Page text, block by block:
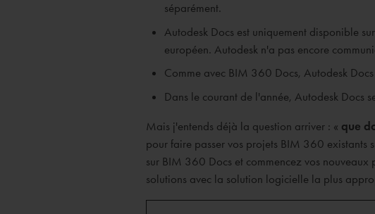
séparément.
Autodesk Docs est uniquement disponible
européen. Autodesk n'a pas encore
Comme avec BIM 360 Docs, Autodesk
Dans le courant de l'année, Autodesk Docs
Mais j'entends déjà la question arriver : « que
pour faire passer vos projets BIM 360 existants
sur BIM 360 Docs et commencez vos
solutions avec la solution logicielle la plus